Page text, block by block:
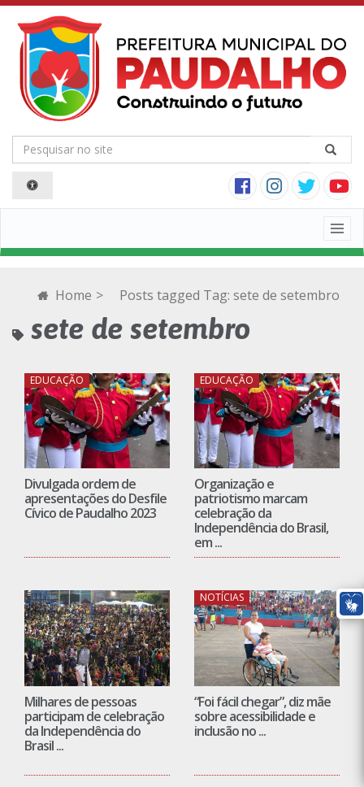
Home > Posts tagged Tag: sete de setembro
sete de setembro
EDUCAÇÃO
Divulgada ordem de
apresentações do Desfile
Cívico de Paudalho 2023
EDUCAÇÃO
Organização e
patriotismo marcam
celebração da
Independência do Brasil,
em ...
Milhares de pessoas
participam de celebração
da Independência do
Brasil ...
NOTÍCIAS
“Foi fácil chegar”, diz mãe
sobre acessibilidade e
inclusão no ...